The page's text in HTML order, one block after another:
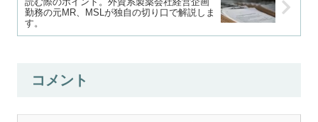
勤務の元MR、MSLが独自の切り口で解説しま
す。
コメント